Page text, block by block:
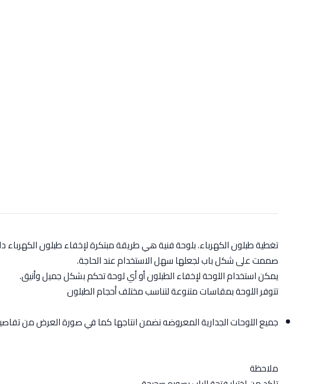
تغطية طبلون الكهرباء. بلوحة فنية هي طريقة مبتكرة لإخفاء طبلون
صممت على شكل باب لجعلها سهل الاستخدام عند الحاجة.
يمكن استخدام اللوحة لإخفاء الطبلون أو أي لوحة تحكم بشكل جميل وأنيق.
تتوفر اللوحة بمقاسات متنوعة لتناسب مختلف أحجام الطبلون
جميع اللوحات الجدارية المعروضه نضمن انتاجها كما في صورة العرض من
ملاحظة